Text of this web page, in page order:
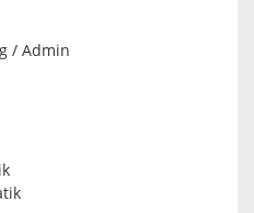
/ Admin